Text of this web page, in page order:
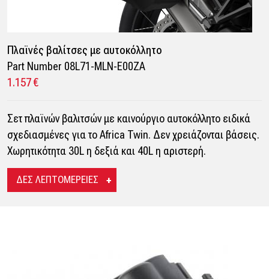
Πλαϊνές βαλίτσες με αυτοκόλλητο
Part Number 08L71-MLN-E00ZA
1.157 €
Σετ πλαϊνών βαλιτσών με καινούργιο αυτοκόλλητο ειδικά
σχεδιασμένες για το Africa Twin. Δεν χρειάζονται βάσεις.
Χωρητικότητα 30L η δεξιά και 40L η αριστερή.
ΔΕΣ ΛΕΠΤΟΜΕΡΕΙΕΣ